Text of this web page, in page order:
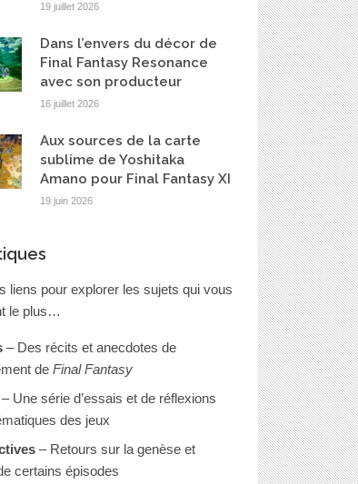
19 juillet 2026
Dans l’envers du décor de
Final Fantasy Resonance
avec son producteur
16 juillet 2026
Aux sources de la carte
sublime de Yoshitaka
Amano pour Final Fantasy XI
19 juin 2026
liens pour explorer les sujets qui vous
le plus…
– Des récits et anecdotes de
de Final Fantasy
Une série d’essais et de réflexions
des jeux
– Retours sur la genèse et
certains épisodes